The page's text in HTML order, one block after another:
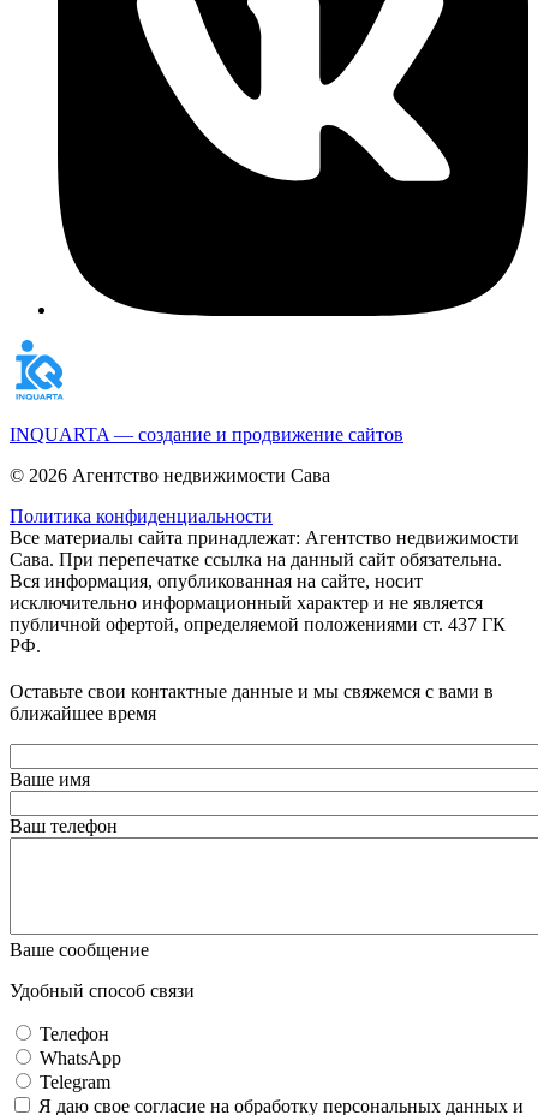
INQUARTA — создание и продвижение сайтов
© 2026 Агентство недвижимости Сава
Политика конфиденциальности
Все материалы сайта принадлежат: Агентство недвижимости
Сава. При перепечатке ссылка на данный сайт обязательна.
Вся информация, опубликованная на сайте, носит
исключительно информационный характер и не является
публичной офертой, определяемой положениями ст. 437 ГК
РФ.
Оставьте свои контактные данные и мы свяжемся с вами в
ближайшее время
Ваше имя
Ваш телефон
Ваше сообщение
Удобный способ связи
Телефон
WhatsApp
Telegram
Я даю свое согласие на обработку персональных данных и